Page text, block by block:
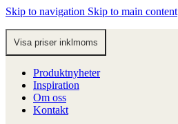
Skip to navigation Skip to main content
Produktnyheter
Inspiration
Om oss
Kontakt